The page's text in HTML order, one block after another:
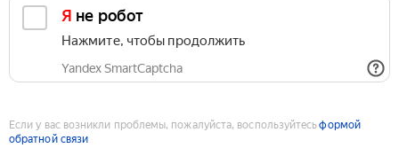
Я не робот
Нажмите, чтобы продолжить
Yandex SmartCaptcha
Если у вас возникли проблемы, пожалуйста, воспользуйтесьформой
обратной связи